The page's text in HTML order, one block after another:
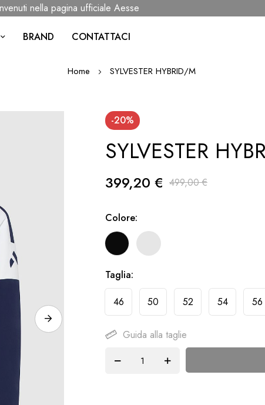
nella pagina ufficiale Aesse
BRAND CONTATTACI
Home SYLVESTER HYBRID/M
-20%
SYLVESTER
399,20 € 499,00 €
Colore
Taglia
46
50 52 54 56
Guida alla taglie